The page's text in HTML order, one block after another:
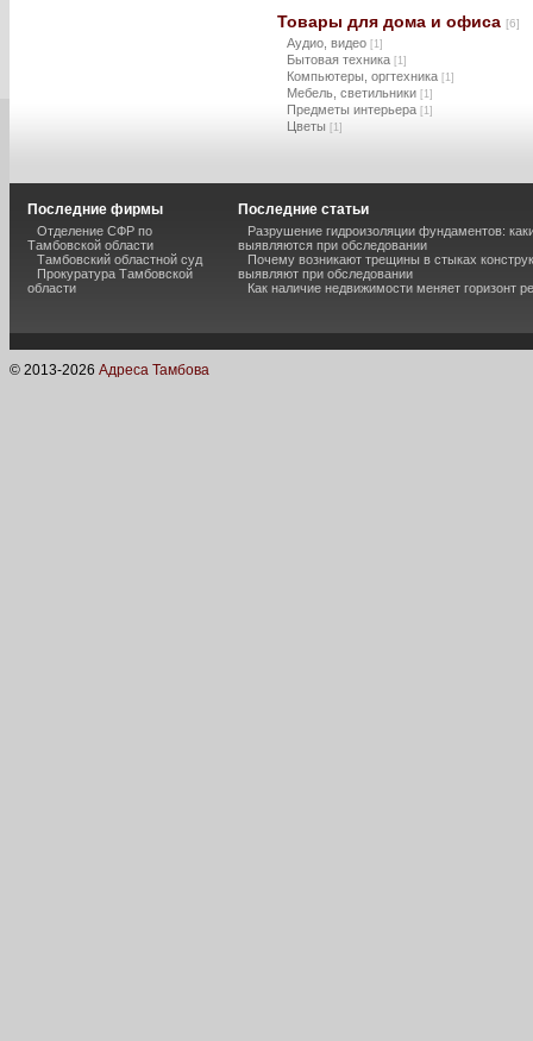
Товары для дома и офиса [6]
Аудио, видео [1]
Бытовая техника [1]
Компьютеры, оргтехника [1]
Мебель, светильники [1]
Предметы интерьера [1]
Цветы [1]
Последние фирмы
Отделение СФР по
Тамбовской области
Тамбовский областной суд
Прокуратура Тамбовской
области
Последние статьи
Разрушение гидроизоляции фундаментов:
выявляются при обследовании
Почему возникают трещины в стыках
выявляют при обследовании
Как наличие недвижимости меняет горизонт
© 2013-2026 Адреса Тамбова